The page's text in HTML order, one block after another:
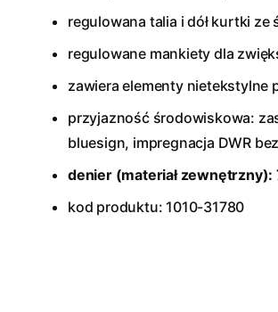
regulowana talia i dół kurtki ze
regulowane mankiety dla
zawiera elementy nietekstylne
przyjazność środowiskowa:
bluesign, impregnacja DWR
denier (materiał zewnętrzny):
kod produktu: 1010-31780